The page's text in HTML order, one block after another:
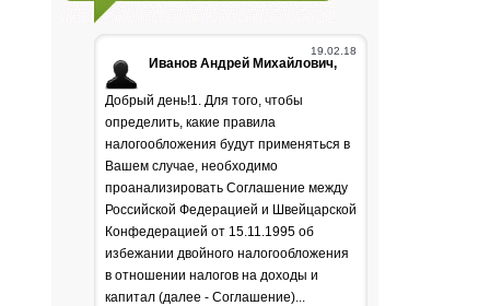
Генпрокуратура
раскритиковала положение
дел в лесной отрасли
19.02.18
Иванов Андрей Михайлович,
Добрый день!1. Для того, чтобы
определить, какие правила
налогообложения будут применяться в
Вашем случае, необходимо
проанализировать Соглашение между
Российской Федерацией и Швейцарской
Конфедерацией от 15.11.1995 об
избежании двойного налогообложения
в отношении налогов на доходы и
капитал (далее - Соглашение)...